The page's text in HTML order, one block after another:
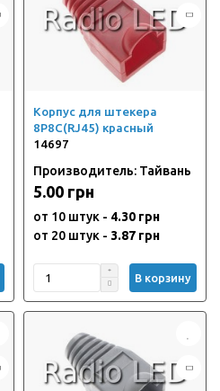
Корпус для штекера
8P8C(RJ45) красный
14697
Производитель: Тайвань
5.00 грн
от 10 штук - 4.30 грн
от 20 штук - 3.87 грн
В корзину